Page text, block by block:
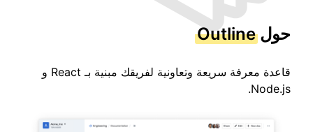
حولOutline
قاعدة معرفة سريعة وتعاونية لفريقك مبنية بـ React و
Node.js.